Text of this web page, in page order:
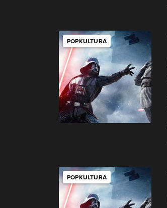
POPKULTURA
POPKULTURA